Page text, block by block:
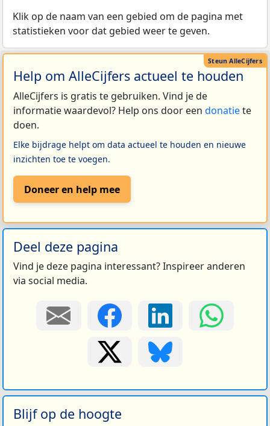
Klik op de naam van een gebied om de pagina met
statistieken voor dat gebied weer te geven.
Help om AlleCijfers actueel te houden
AlleCijfers is gratis te gebruiken. Vind je de
informatie waardevol? Help ons door een donatiete
doen.
Elke bijdrage helpt om data actueel te houden en nieuwe
inzichten toe te voegen.
Doneer en help mee
Deel deze pagina
Vind je deze pagina interessant? Inspireer anderen
via social media.
Blijf op de hoogte